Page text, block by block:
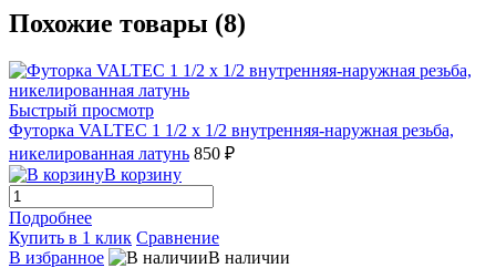
Похожие товары (8)
Быстрый просмотр
Футорка VALTEC 1 1/2 х 1/2 внутренняя-наружная резьба,
никелированная латунь 850 ₽
В корзину
Подробнее
Купить в 1 клик Сравнение
В избранное
В наличии